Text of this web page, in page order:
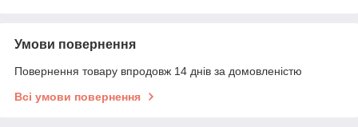
Умови повернення
Повернення товару впродовж 14 днів за домовленістю
Всі умови повернення